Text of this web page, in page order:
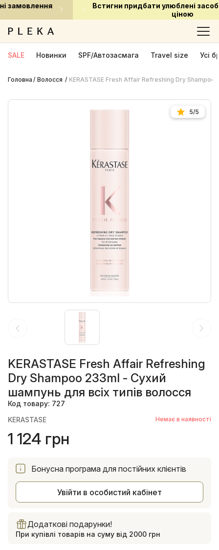
Встигни придбати улюблені засоби за приємною
SALE Новинки SPF/Автозасмага Travel size Усі
Головна Волосся KERASTASE Fresh Affair Refreshing Dry Shampoo
5/5
KERASTASE Fresh Affair Refreshing
Dry Shampoo 233ml - Сухий
шампунь для всіх типів волосся
Код товару: 727
KERASTASE
Немає в наявності
1 124 грн
Бонусна програма для постійних клієнтів
Увійти в особистий кабінет
Додаткові подарунки!
При купівлі товарів на суму від 2000 грн